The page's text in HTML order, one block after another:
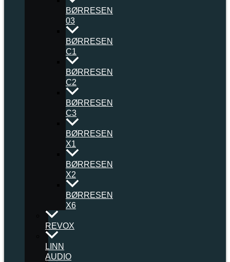
BØRRESEN
03
BØRRESEN
C1
BØRRESEN
C2
BØRRESEN
C3
BØRRESEN
X1
BØRRESEN
X2
BØRRESEN
X6
REVOX
LINN
AUDIO